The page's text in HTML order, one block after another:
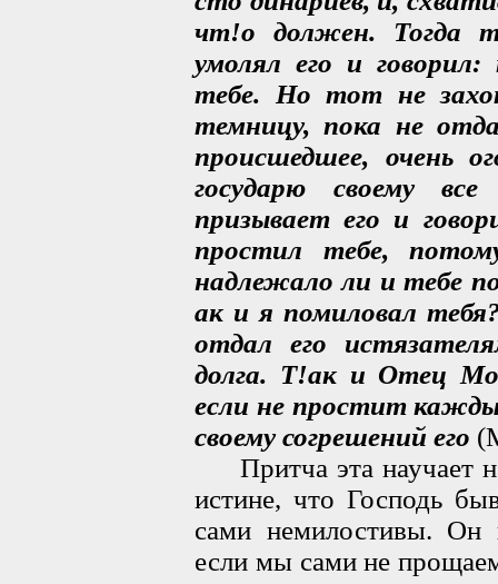
чт!о должен. Тогда
умолял его и
тебе. Но тот не
темницу, пока не
происшедшее, очень
государю своему
призывает его и
простил тебе,
надлежало ли и тебе
ак и я помиловал
отдал его
долга. Т!ак и Отец
если не простит
своему согрешений его
Притча эта научает
истине, что Господь
сами немилостивы. Он
если мы сами не